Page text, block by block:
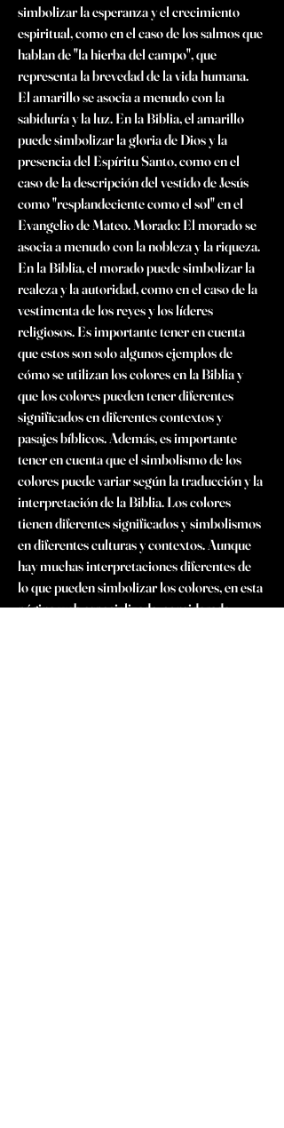
simbolizar la esperanza y el crecimiento
espiritual, como en el caso de los salmos que
hablan de "la hierba del campo", que
representa la brevedad de la vida humana.
El amarillo se asocia a menudo con la
sabiduría y la luz. En la Biblia, el amarillo
puede simbolizar la gloria de Dios y la
presencia del Espíritu Santo, como en el
caso de la descripción del vestido de Jesús
como "resplandeciente como el sol" en el
Evangelio de Mateo. Morado: El morado se
asocia a menudo con la nobleza y la riqueza.
En la Biblia, el morado puede simbolizar la
realeza y la autoridad, como en el caso de la
vestimenta de los reyes y los líderes
religiosos. Es importante tener en cuenta
que estos son solo algunos ejemplos de
cómo se utilizan los colores en la Biblia y
que los colores pueden tener diferentes
significados en diferentes contextos y
pasajes bíblicos. Además, es importante
tener en cuenta que el simbolismo de los
colores puede variar según la traducción y la
interpretación de la Biblia. Los colores
tienen diferentes significados y simbolismos
en diferentes culturas y contextos. Aunque
hay muchas interpretaciones diferentes de
lo que pueden simbolizar los colores, en esta
página web especializada, considerada